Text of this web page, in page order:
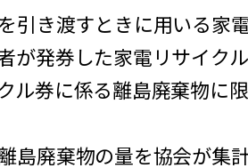
引き渡すときに用いる家
が発券した家電リサイクル
ル券に係る離島廃棄物に限
島廃棄物の量を協会が集